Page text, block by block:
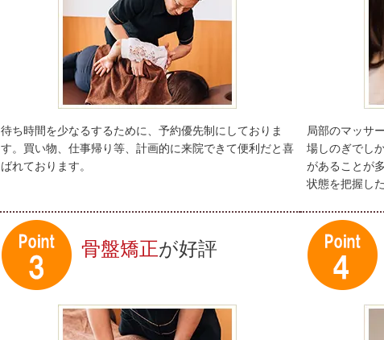
待ち時間を少なるするために、予約優先制にしておりま
す。買い物、仕事帰り等、計画的に来院できて便利だと喜
ばれております。
局部のマッサ
場しのぎでし
があることが
状態を把握し
骨盤矯正が好評